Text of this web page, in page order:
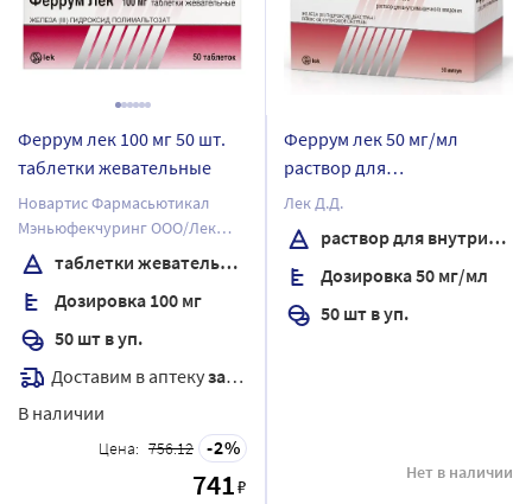
Феррум лек 100 мг 50 шт.
таблетки жевательные
Новартис Фармасьютикал
Мэньюфекчуринг ООО/Лек
Фармасьютикалс д.д.
таблетки жевательные
Дозировка 100 мг
50 шт в уп.
Доставим в аптекузавтра
В наличии
Цена: 756.12 2
741₽
Феррум лек 50 мг/мл
раствор для
внутримышечного
введения 2 мл ампулы 50
шт.
Лек Д.Д.
раствор для внутримышечного введения
Дозировка 50 мг/мл
50 шт в уп.
Нет в наличии